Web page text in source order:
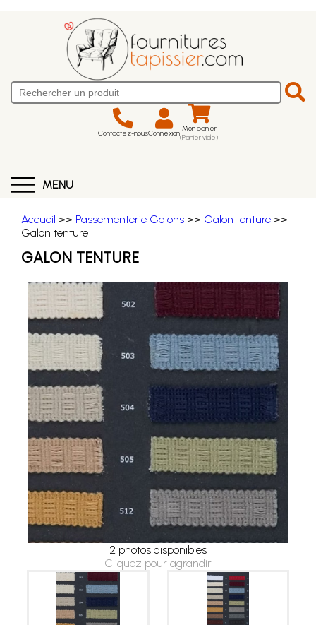
Contactez-nousConnexion Mon panier
(Panier vide)
MENU
Accueil >> Passementerie Galons >> Galon tenture >>
Galon tenture
GALON TENTURE
2 photos disponibles
Cliquez pour agrandir